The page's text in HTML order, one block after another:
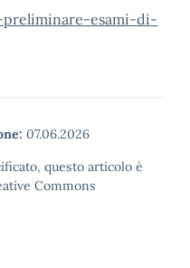
preliminare-esami-di-
07.06.2026
questo articolo è
Commons